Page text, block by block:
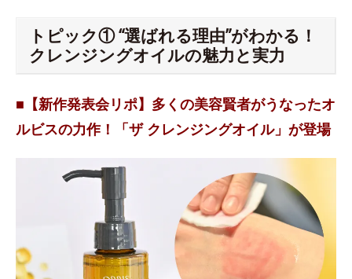
トピック① “選ばれる理由”がわかる！
クレンジングオイルの魅力と実力
■【新作発表会リポ】多くの美容賢者がうなったオ
ルビスの力作！「ザ クレンジングオイル」が登場